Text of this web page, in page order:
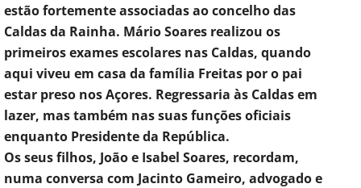
estão fortemente associadas ao concelho das
Caldas da Rainha. Mário Soares realizou os
primeiros exames escolares nas Caldas, quando
aqui viveu em casa da família Freitas por o pai
estar preso nos Açores. Regressaria às Caldas em
lazer, mas também nas suas funções oficiais
enquanto Presidente da República.
Os seus filhos, João e Isabel Soares, recordam,
numa conversa com Jacinto Gameiro, advogado e